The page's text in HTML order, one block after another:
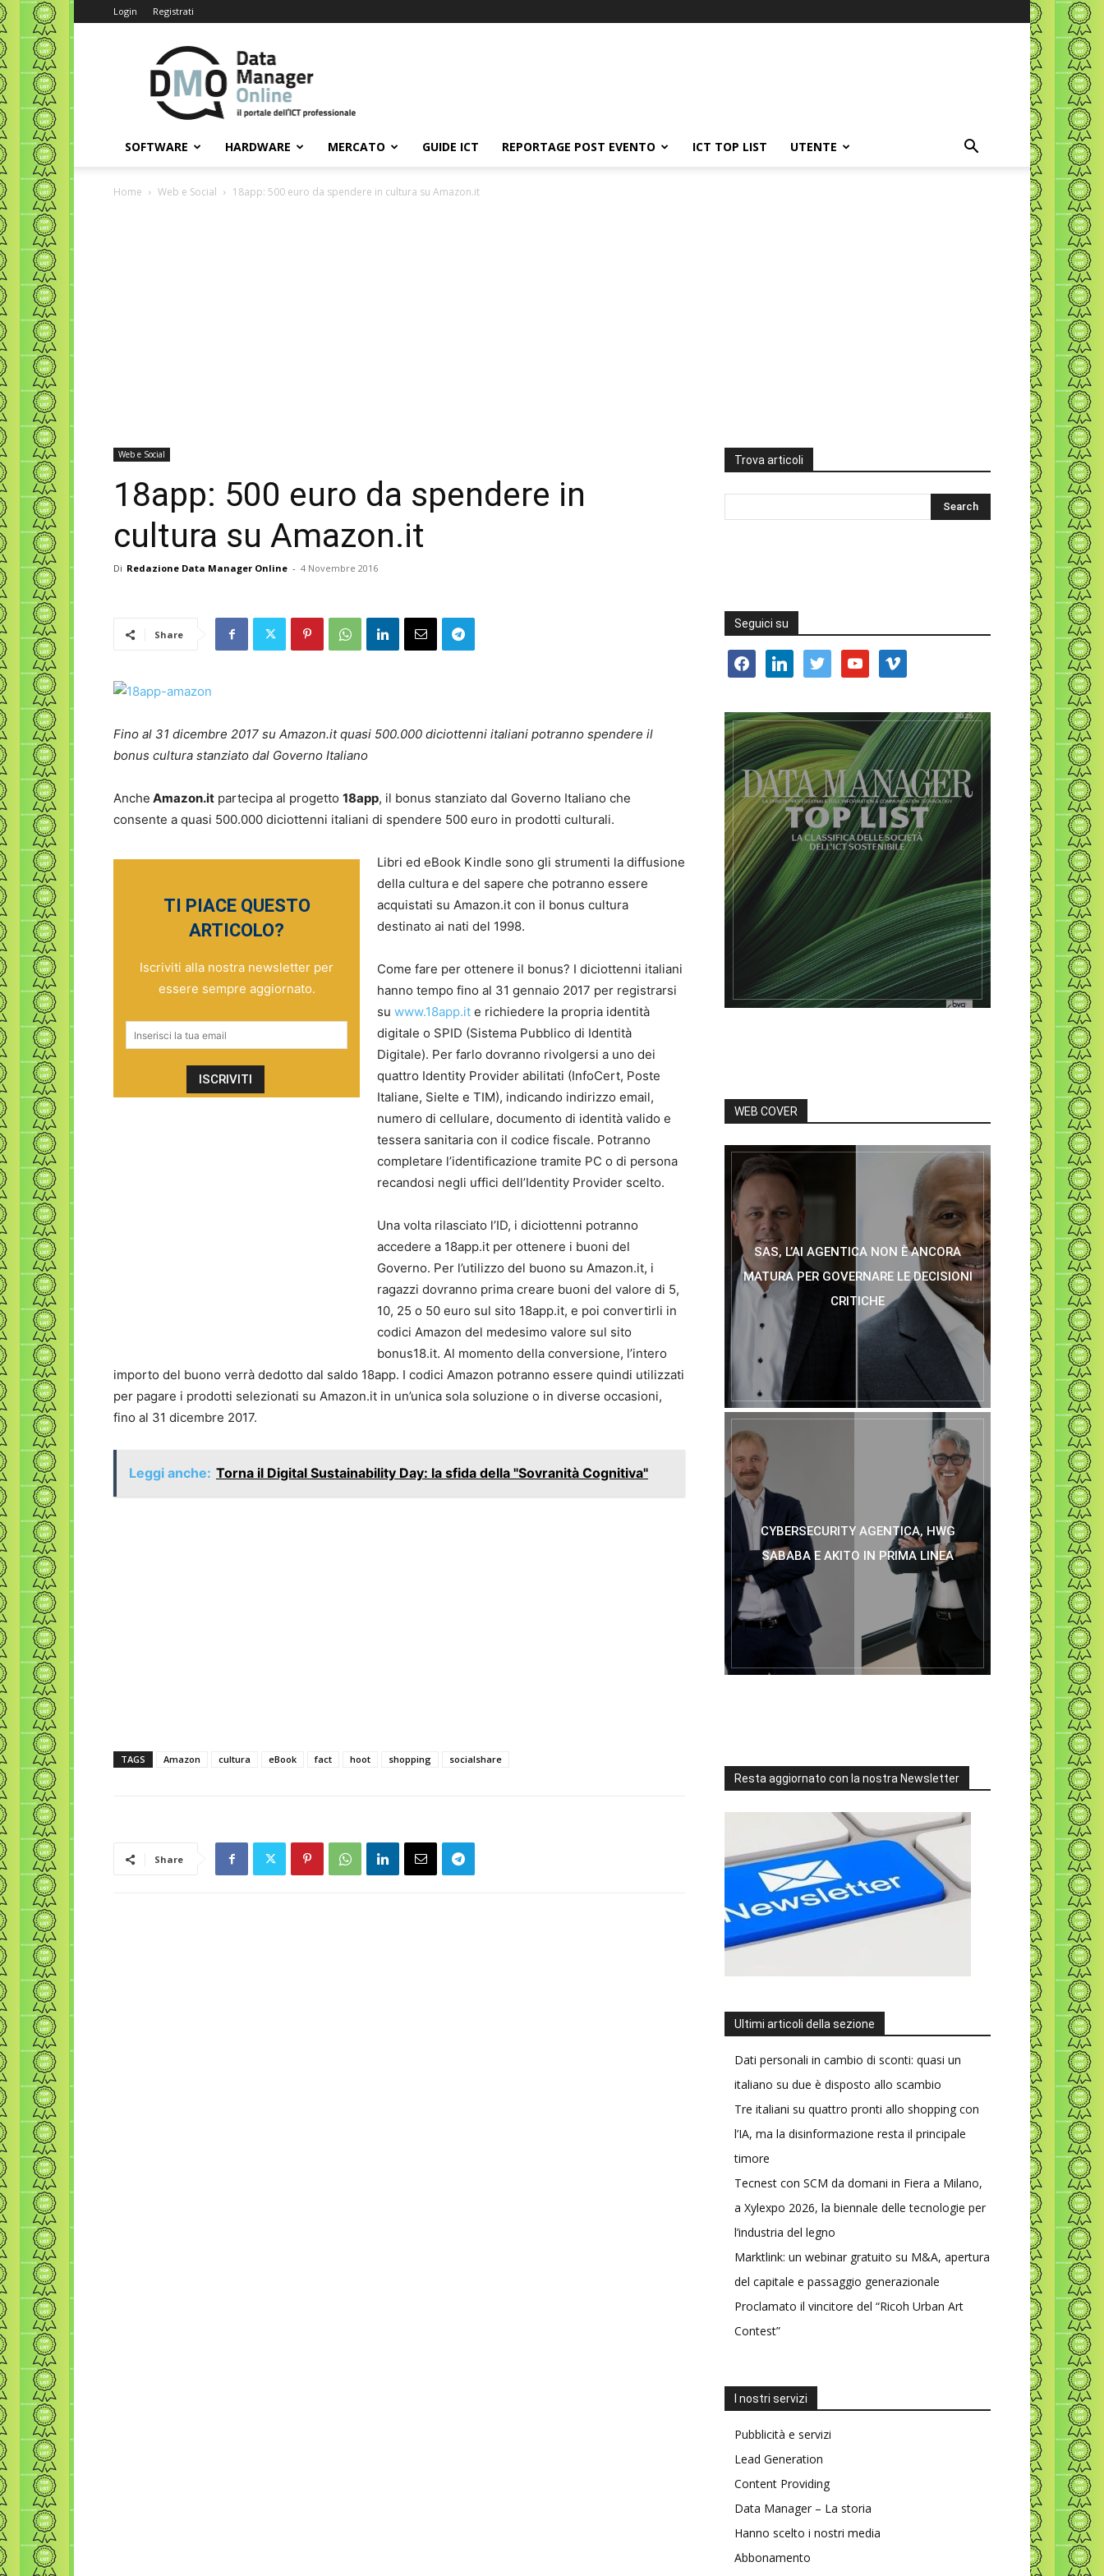
Login Registrati
Data
Manager
Online
SOFTWARE HARDWARE MERCATO GUIDE ICT REPORTAGE POST EVENTO ICT TOP LIST UTENTE
Home Web e Social 18app: 500 euro da spendere in cultura su Amazon.it
Web e Social
18app: 500 euro da spendere in
cultura su Amazon.it
Di Redazione Data Manager Online - 4 Novembre 2016
Share
Fino al 31 dicembre 2017 su Amazon.it quasi 500.000 diciottenni italiani potranno spendere il
bonus cultura stanziato dal Governo Italiano
Anche Amazon.it partecipa al progetto 18app, il bonus stanziato dal Governo Italiano che
consente a quasi 500.000 diciottenni italiani di spendere 500 euro in prodotti culturali.
TI PIACE QUESTO
ARTICOLO?
Iscriviti alla nostra newsletter per
essere sempre aggiornato.
Libri ed eBook Kindle sono gli strumenti la diffusione
della cultura e del sapere che potranno essere
acquistati su Amazon.it con il bonus cultura
destinato ai nati del 1998.
Come fare per ottenere il bonus? I diciottenni italiani
hanno tempo fino al 31 gennaio 2017 per registrarsi
su www.18app.it e richiedere la propria identità
digitale o SPID (Sistema Pubblico di Identità
Digitale). Per farlo dovranno rivolgersi a uno dei
quattro Identity Provider abilitati (InfoCert, Poste
Italiane, Sielte e TIM), indicando indirizzo email,
numero di cellulare, documento di identità valido e
tessera sanitaria con il codice fiscale. Potranno
completare l’identificazione tramite PC o di persona
recandosi negli uffici dell’Identity Provider scelto.
Una volta rilasciato l’ID, i diciottenni potranno
accedere a 18app.it per ottenere i buoni del
Governo. Per l’utilizzo del buono su Amazon.it, i
ragazzi dovranno prima creare buoni del valore di 5,
10, 25 o 50 euro sul sito 18app.it, e poi convertirli in
codici Amazon del medesimo valore sul sito
bonus18.it. Al momento della conversione, l’intero
importo del buono verrà dedotto dal saldo 18app. I codici Amazon potranno essere quindi utilizzati
per pagare i prodotti selezionati su Amazon.it in un’unica sola soluzione o in diverse occasioni,
fino al 31 dicembre 2017.
Leggi anche: Torna il Digital Sustainability Day: la sfida della "Sovranità Cognitiva"
TAGS Amazon cultura eBook fact hoot shopping socialshare
Share
Trova articoli
Seguici su
facebooklinkedin twitter youtube vimeo
WEB COVER
SAS, L’AI AGENTICA NON È ANCORA
MATURA PER GOVERNARE LE DECISIONI
CRITICHE
CYBERSECURITY AGENTICA, HWG
SABABA E AKITO IN PRIMA LINEA
Resta aggiornato con la nostra Newsletter
Ultimi articoli della sezione
Dati personali in cambio di sconti: quasi un
italiano su due è disposto allo scambio
Tre italiani su quattro pronti allo shopping con
l’IA, ma la disinformazione resta il principale
timore
Tecnest con SCM da domani in Fiera a Milano,
a Xylexpo 2026, la biennale delle tecnologie per
l’industria del legno
Marktlink: un webinar gratuito su M&A, apertura
del capitale e passaggio generazionale
Proclamato il vincitore del “Ricoh Urban Art
Contest”
I nostri servizi
Pubblicità e servizi
Lead Generation
Content Providing
Data Manager – La storia
Hanno scelto i nostri media
Abbonamento